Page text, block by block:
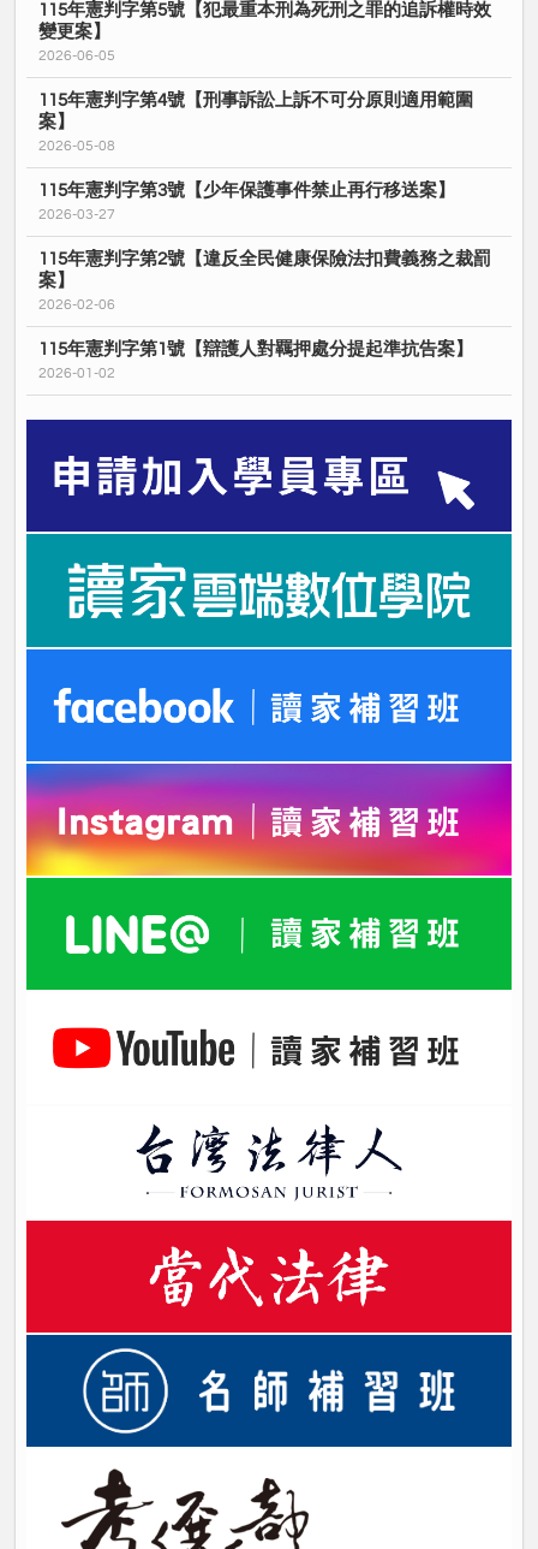
115年憲判字第5號【犯最重本刑為死刑之罪的追訴權時效
變更案】
2026-06-05
115年憲判字第4號【刑事訴訟上訴不可分原則適用範圍
案】
2026-05-08
115年憲判字第3號【少年保護事件禁止再行移送案】
2026-03-27
115年憲判字第2號【違反全民健康保險法扣費義務之裁罰
案】
2026-02-06
115年憲判字第1號【辯護人對羈押處分提起準抗告案】
2026-01-02